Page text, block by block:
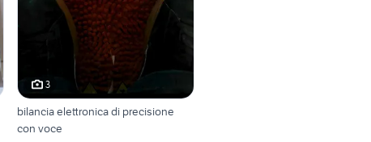
3
bilancia elettronica di precisione
con voce